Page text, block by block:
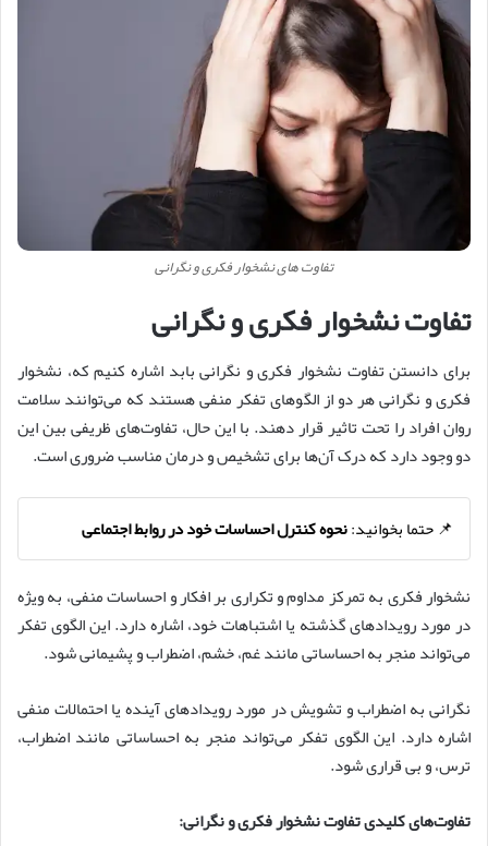
تفاوت های نشخوار فکری و نگرانی
تفاوت نشخوار فکری و نگرانی
برای دانستن تفاوت نشخوار فکری و نگرانی بابد اشاره کنیم که، نشخوار
فکری و نگرانی هر دو از الگوهای تفکر منفی هستند که می‌توانند سلامت
روان افراد را تحت تاثیر قرار دهند. با این حال، تفاوت‌های ظریفی بین این
دو وجود دارد که درک آن‌ها برای تشخیص و درمان مناسب ضروری است.
📌 حتما بخوانید:نحوه کنترل احساسات خود در روابط اجتماعی
نشخوار فکری به تمرکز مداوم و تکراری بر افکار و احساسات منفی، به ویژه
در مورد رویدادهای گذشته یا اشتباهات خود، اشاره دارد. این الگوی تفکر
می‌تواند منجر به احساساتی مانند غم، خشم، اضطراب و پشیمانی شود.
نگرانی به اضطراب و تشویش در مورد رویدادهای آینده یا احتمالات منفی
اشاره دارد. این الگوی تفکر می‌تواند منجر به احساساتی مانند اضطراب،
ترس، و بی قراری شود.
تفاوت‌های کلیدی تفاوت نشخوار فکری و نگرانی: